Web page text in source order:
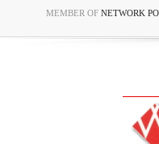
MEMBER OF NETWORK